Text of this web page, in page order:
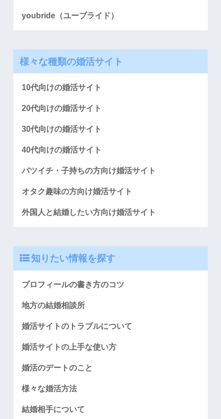
youbride（ユーブライド）
様々な種類の婚活サイト
10代向けの婚活サイト
20代向けの婚活サイト
30代向けの婚活サイト
40代向けの婚活サイト
バツイチ・子持ちの方向け婚活サイト
オタク趣味の方向け婚活サイト
外国人と結婚したい方向け婚活サイト
知りたい情報を探す
プロフィールの書き方のコツ
地方の結婚相談所
婚活サイトのトラブルについて
婚活サイトの上手な使い方
婚活のデートのこと
様々な婚活方法
結婚相手について